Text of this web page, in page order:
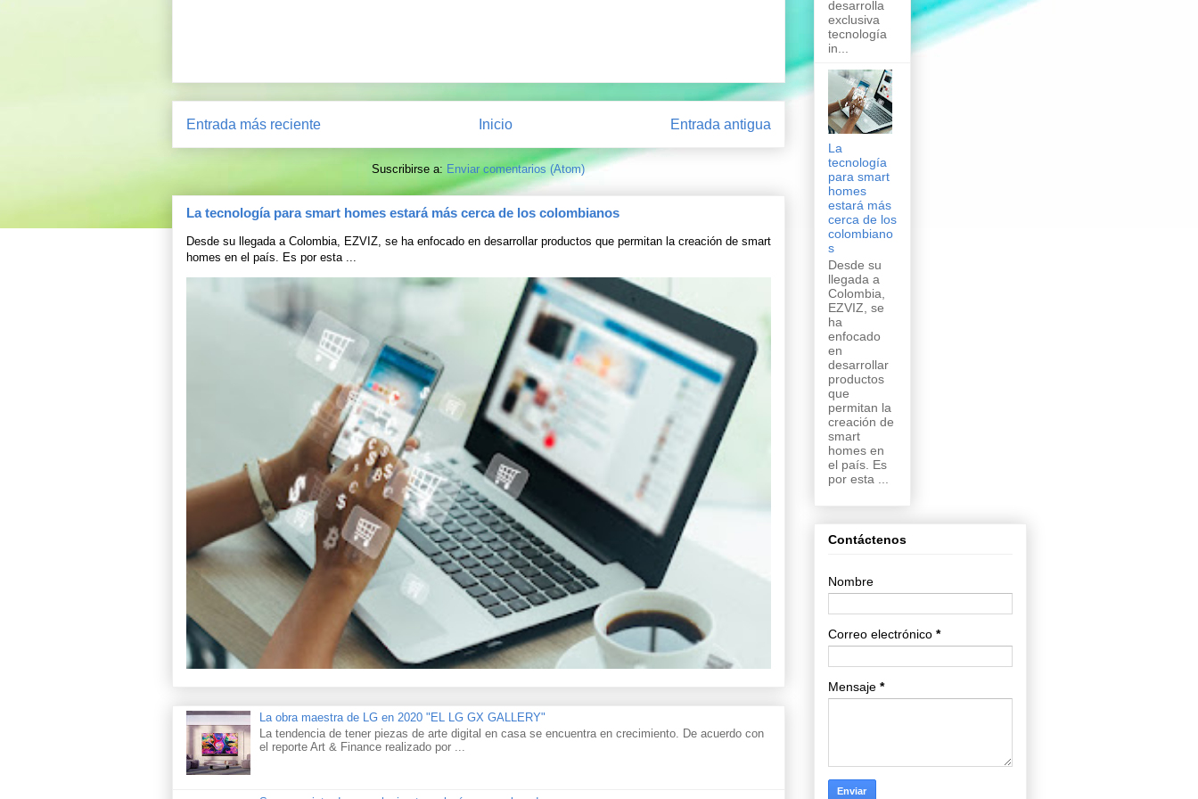
Entrada más reciente Entrada antigua
Inicio
Suscribirse a: Enviar comentarios (Atom)
La tecnología para smart homes estará más cerca de los colombianos
Desde su llegada a Colombia, EZVIZ, se ha enfocado en desarrollar productos que permitan la creación de smart
homes en el país. Es por esta ...
La obra maestra de LG en 2020 "EL LG GX GALLERY"
La tendencia de tener piezas de arte digital en casa se encuentra en crecimiento. De acuerdo con
el reporte Art & Finance realizado por ...
desarrolla
exclusiva
tecnología
in...
La
tecnología
para smart
homes
estará más
cerca de los
colombiano
s
Desde su
llegada a
Colombia,
EZVIZ, se
ha
enfocado
en
desarrollar
productos
que
permitan la
creación de
smart
homes en
el país. Es
por esta ...
Contáctenos
Nombre
Correo electrónico *
Mensaje *